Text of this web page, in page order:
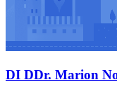
DI DDr. Marion